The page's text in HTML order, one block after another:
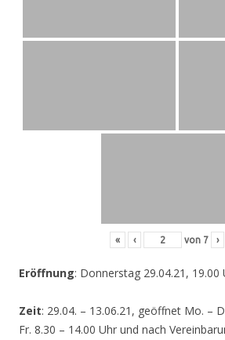
« ‹ von 7 ›
Eröffnung: Donnerstag 29.04.21, 19.00
Zeit: 29.04. – 13.06.21, geöffnet Mo. –
Fr. 8.30 – 14.00 Uhr und nach